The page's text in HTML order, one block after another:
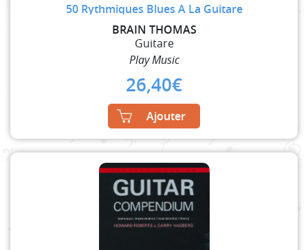
50 Rythmiques Blues A La Guitare
BRAIN THOMAS
Guitare
Play Music
26,40€
Ajouter